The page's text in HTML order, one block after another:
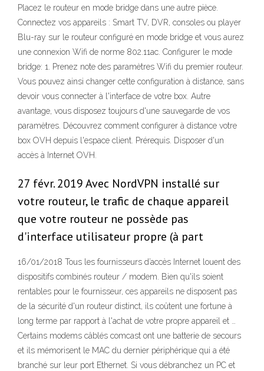
Placez le routeur en mode bridge dans une autre pièce.
Connectez vos appareils : Smart TV, DVR, consoles ou player
Blu-ray sur le routeur configuré en mode bridge et vous aurez
une connexion Wifi de norme 802.11ac. Configurer le mode
bridge: 1. Prenez note des paramètres Wifi du premier routeur.
Vous pouvez ainsi changer cette configuration à distance, sans
devoir vous connecter à l'interface de votre box. Autre
avantage, vous disposez toujours d'une sauvegarde de vos
paramètres. Découvrez comment configurer à distance votre
box OVH depuis l'espace client. Prérequis. Disposer d'un
accès à Internet OVH.
27 févr. 2019 Avec NordVPN installé sur
votre routeur, le trafic de chaque appareil
que votre routeur ne possède pas
d'interface utilisateur propre (à part
16/01/2018 Tous les fournisseurs d’accès Internet louent des
dispositifs combinés routeur / modem. Bien qu'ils soient
rentables pour le fournisseur, ces appareils ne disposent pas
de la sécurité d'un routeur distinct, ils coûtent une fortune à
long terme par rapport à l'achat de votre propre appareil et …
Certains modems câblés comcast ont une batterie de secours
et ils mémorisent le MAC du dernier périphérique qui a été
branché sur leur port Ethernet. Si vous débranchez un PC et